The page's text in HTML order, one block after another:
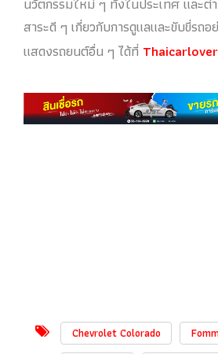
สาระดี ๆ เกี่ยวกับการดูแลและขับขี่รถ
แสดงรถยนต์อื่น ๆ ได้ที่ Thaicarlover
Chevrolet Colorado